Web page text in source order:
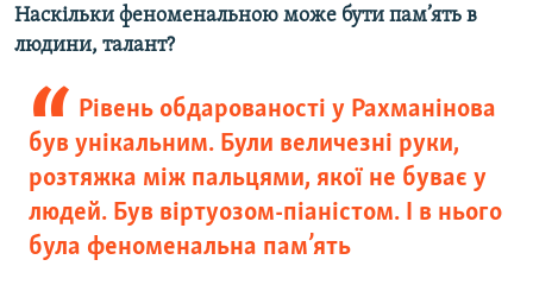
Наскільки феноменальною може бути пам’ять в
людини, талант?
Рівень обдарованості у Рахманінова
був унікальним. Були величезні руки,
розтяжка між пальцями, якої не буває у
людей. Був віртуозом-піаністом. І в нього
була феноменальна пам’ять